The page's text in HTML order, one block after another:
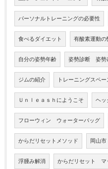
パーソナルトレーニングの必要性
食べるダイエット 有酸素運動の
自分の姿勢年齢 姿勢診断 姿勢
ジムの紹介 トレーニングスペー
Ｕｎｌｅａｓｈにようこそ ヘッ
フローウィン ウォーターバッグ
からだリセットメソッド 岡山
浮腫み解消 からだリセット マ